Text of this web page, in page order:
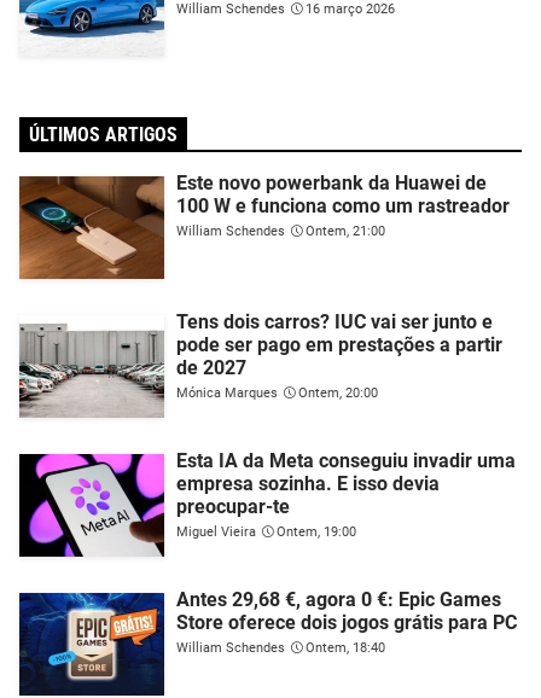
William Schendes 16 março 2026
ÚLTIMOS ARTIGOS
Este novo powerbank da Huawei de
100 W e funciona como um rastreador
William Schendes Ontem, 21:00
Tens dois carros? IUC vai ser junto e
pode ser pago em prestações a partir
de 2027
Mónica Marques Ontem, 20:00
Esta IA da Meta conseguiu invadir uma
empresa sozinha. E isso devia
preocupar-te
Miguel Vieira Ontem, 19:00
Antes 29,68 €, agora 0 €: Epic Games
Store oferece dois jogos grátis para PC
William Schendes Ontem, 18:40